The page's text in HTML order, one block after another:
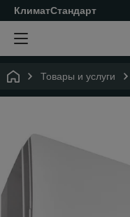
КлиматСтандарт
Товары и услуги